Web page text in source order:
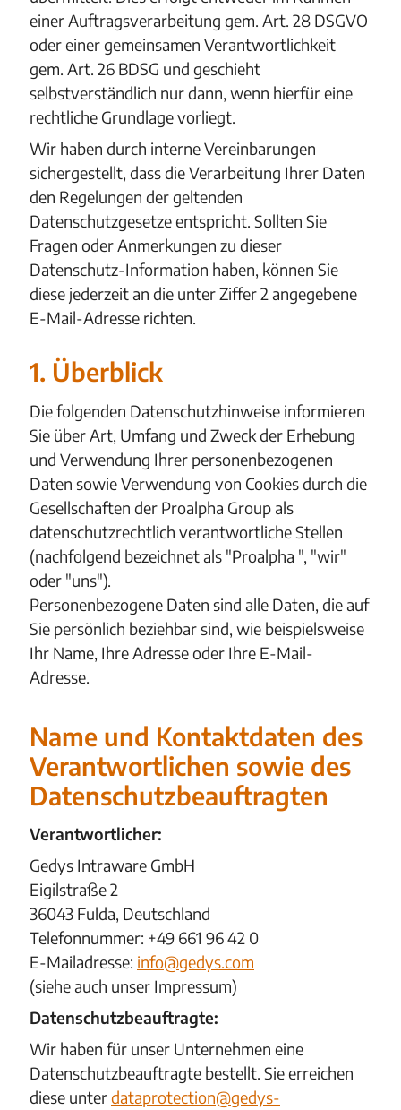
einer Auftragsverarbeitung gem. Art. 28 DSGVO
oder einer gemeinsamen Verantwortlichkeit
gem. Art. 26 BDSG und geschieht
selbstverständlich nur dann, wenn hierfür eine
rechtliche Grundlage vorliegt.
Wir haben durch interne Vereinbarungen
sichergestellt, dass die Verarbeitung Ihrer Daten
den Regelungen der geltenden
Datenschutzgesetze entspricht. Sollten Sie
Fragen oder Anmerkungen zu dieser
Datenschutz-Information haben, können Sie
diese jederzeit an die unter Ziffer 2 angegebene
E-Mail-Adresse richten.
1. Überblick
Die folgenden Datenschutzhinweise informieren
Sie über Art, Umfang und Zweck der Erhebung
und Verwendung Ihrer personenbezogenen
Daten sowie Verwendung von Cookies durch die
Gesellschaften der Proalpha Group als
datenschutzrechtlich verantwortliche Stellen
(nachfolgend bezeichnet als "Proalpha ", "wir"
oder "uns").
Personenbezogene Daten sind alle Daten, die auf
Sie persönlich beziehbar sind, wie beispielsweise
Ihr Name, Ihre Adresse oder Ihre E-Mail-
Adresse.
Name und Kontaktdaten des
Verantwortlichen sowie des
Datenschutzbeauftragten
Verantwortlicher:
Gedys Intraware GmbH
Eigilstraße 2
36043 Fulda, Deutschland
Telefonnummer: +49 661 96 42 0
E-Mailadresse: info@gedys.com
(siehe auch unser Impressum)
Datenschutzbeauftragte:
Wir haben für unser Unternehmen eine
Datenschutzbeauftragte bestellt. Sie erreichen
diese unterdataprotection@gedys-